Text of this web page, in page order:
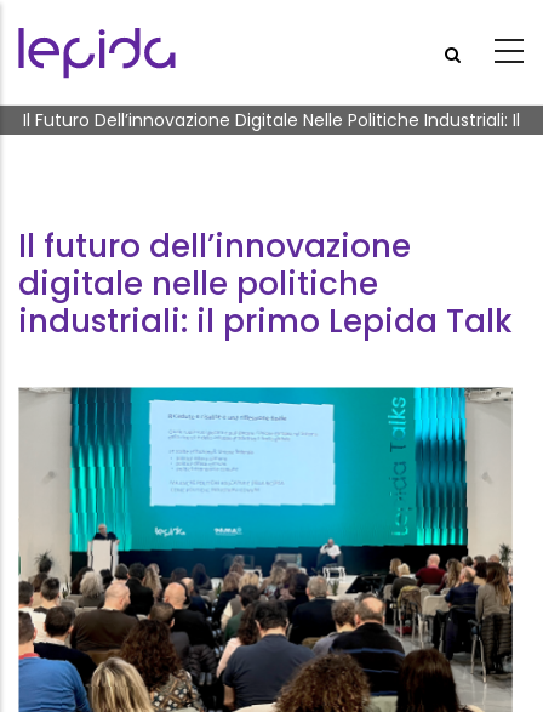
Briciole di pane
Il Futuro Dell’innovazione Digitale Nelle Politiche Industriali: Il
Il futuro dell’innovazione
digitale nelle politiche
industriali: il primo Lepida Talk